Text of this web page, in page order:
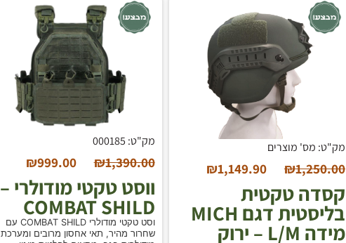
מק"ט: מס' מוצרים
₪1,250.00
₪1,149.90
קסדה טקטית
בליסטית דגם MICH
מידה L/M – ירוק
מק"ט: 000185
₪1,390.00
₪999.00
ווסט טקטי מודולרי –
COMBAT SHILD
וסט טקטי מודולרי COMBAT SHILD עם
שחרור מהיר, תאי אחסון מרובים ומערכת